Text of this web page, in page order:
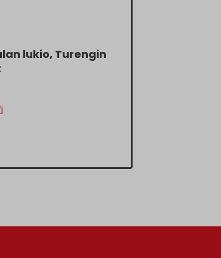
lukio, Turengin